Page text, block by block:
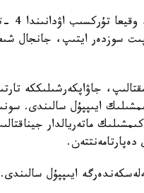
كەلىپ، بىلاپىت سوزدەر ايتىپ،
جاۋاپكەرشىلىككە
ايىپپۇل سالىندى.
ماتەريالدار
ايىپپۇل سالىندى.